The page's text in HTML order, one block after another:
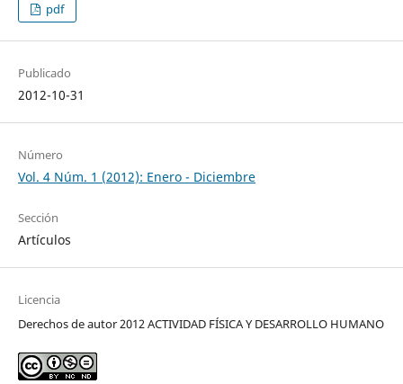
pdf
Publicado
2012-10-31
Número
Vol. 4 Núm. 1 (2012): Enero - Diciembre
Sección
Artículos
Licencia
Derechos de autor 2012 ACTIVIDAD FÍSICA Y DESARROLLO HUMANO